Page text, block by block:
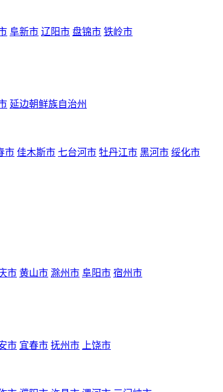
阜新市 辽阳市 盘锦市 铁岭市
延边朝鲜族自治州
市 佳木斯市 七台河市 牡丹江市 黑河市 绥化市
市 黄山市 滁州市 阜阳市 宿州市
市 宜春市 抚州市 上饶市